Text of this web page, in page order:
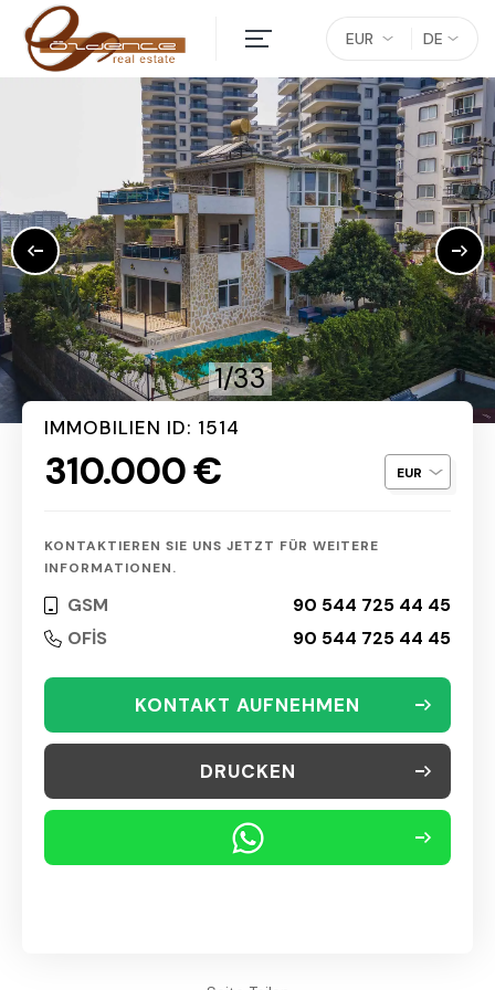
DE
EUR
1/33
IMMOBILIEN ID: 1514
310.000 €
KONTAKTIEREN SIE UNS JETZT FÜR WEITERE
INFORMATIONEN.
GSM
90 544 725 44 45
OFİS
90 544 725 44 45
KONTAKT AUFNEHMEN
DRUCKEN